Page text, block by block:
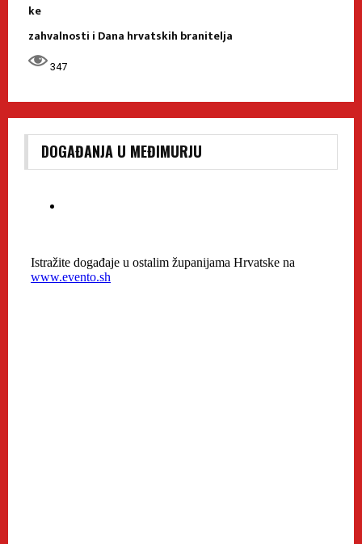
ke
zahvalnosti i Dana hrvatskih branitelja
347
DOGAĐANJA U MEĐIMURJU